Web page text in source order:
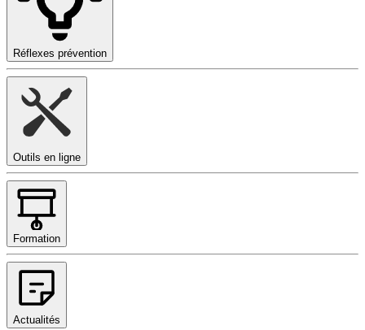
Réflexes prévention
Outils en ligne
Formation
Actualités